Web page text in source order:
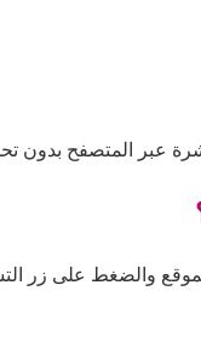
عبر المتصفح بدون
والضغط على زر